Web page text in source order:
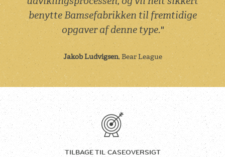
benytte Bamsefabrikken til fremtidige
opgaver af denne type."
Jakob Ludvigsen, Bear League
TILBAGE TILCASEOVERSIGT